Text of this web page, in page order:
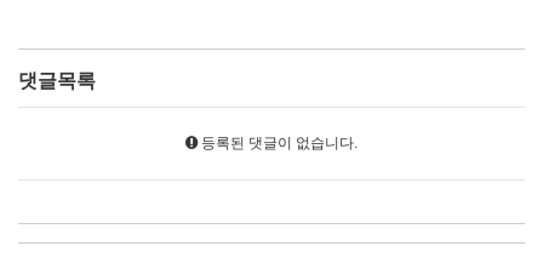
댓글목록
등록된 댓글이 없습니다.